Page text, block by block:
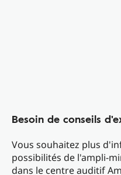
Besoin de conseils
Vous souhaitez plus
possibilités de l'ampli-
dans le centre auditif